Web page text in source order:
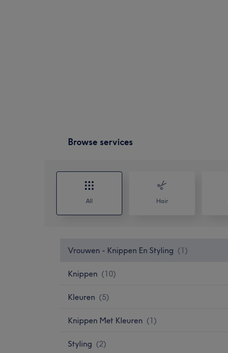
Browse services
All Hair
Vrouwen - Knippen En Styling (1 )
Knippen (10)
Kleuren (5)
Knippen Met Kleuren (1)
Styling (2)